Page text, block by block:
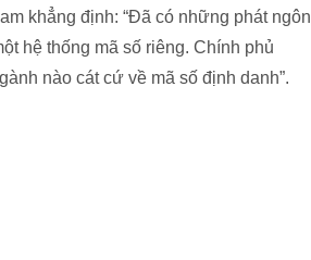
khẳng định: “Đã có những phát ngôn
hệ thống mã số riêng. Chính phủ
nào cát cứ về mã số định danh”.